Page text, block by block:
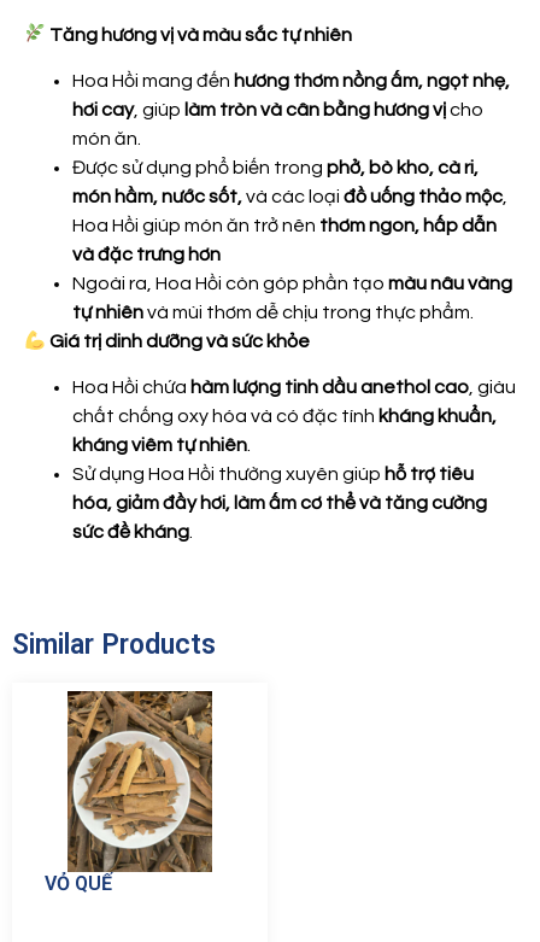
Tăng hương vị và màu sắc tự nhiên
Hoa Hồi mang đến hương thơm nồng ấm, ngọt nhẹ,
hơi cay, giúp làm tròn và cân bằng hương vịcho
món ăn.
Được sử dụng phổ biến trong phở, bò kho, cà ri,
món hầm, nước sốt,và các loại đồ uống thảo mộc
Hoa Hồi giúp món ăn trở nên thơm ngon, hấp dẫn
và đặc trưng hơn
Ngoài ra, Hoa Hồi còn góp phần tạo màu nâu vàng
tự nhiênvà mùi thơm dễ chịu trong thực phẩm.
Giá trị dinh dưỡng và sức khỏe
Hoa Hồi chứa hàm lượng tinh dầu anethol cao, giàu
chất chống oxy hóa và có đặc tính kháng khuẩn,
kháng viêm tự nhiên.
Sử dụng Hoa Hồi thường xuyên giúp hỗ trợ tiêu
hóa, giảm đầy hơi, làm ấm cơ thể và tăng cường
sức đề kháng.
Similar Products
VỎ QUẾ